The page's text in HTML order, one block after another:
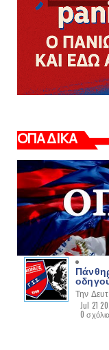
ΟΠΑΔΙΚΑ
Την
Jul 21
0 σχόλια